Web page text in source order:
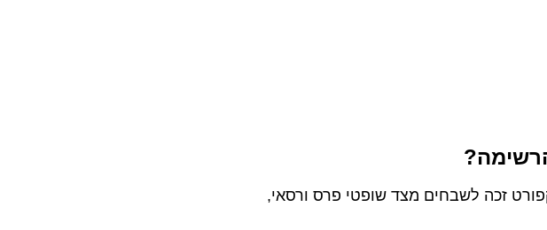
של נמל התעופה בפרנקפורט זכה לשבחים מצד שופטי פרס ורסאי,